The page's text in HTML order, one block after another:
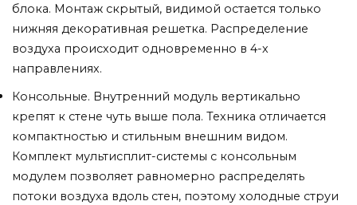
блока. Монтаж скрытый, видимой остается только
нижняя декоративная решетка. Распределение
воздуха происходит одновременно в 4-х
направлениях.
Консольные. Внутренний модуль вертикально
крепят к стене чуть выше пола. Техника отличается
компактностью и стильным внешним видом.
Комплект мультисплит-системы с консольным
модулем позволяет равномерно распределять
потоки воздуха вдоль стен, поэтому холодные струи